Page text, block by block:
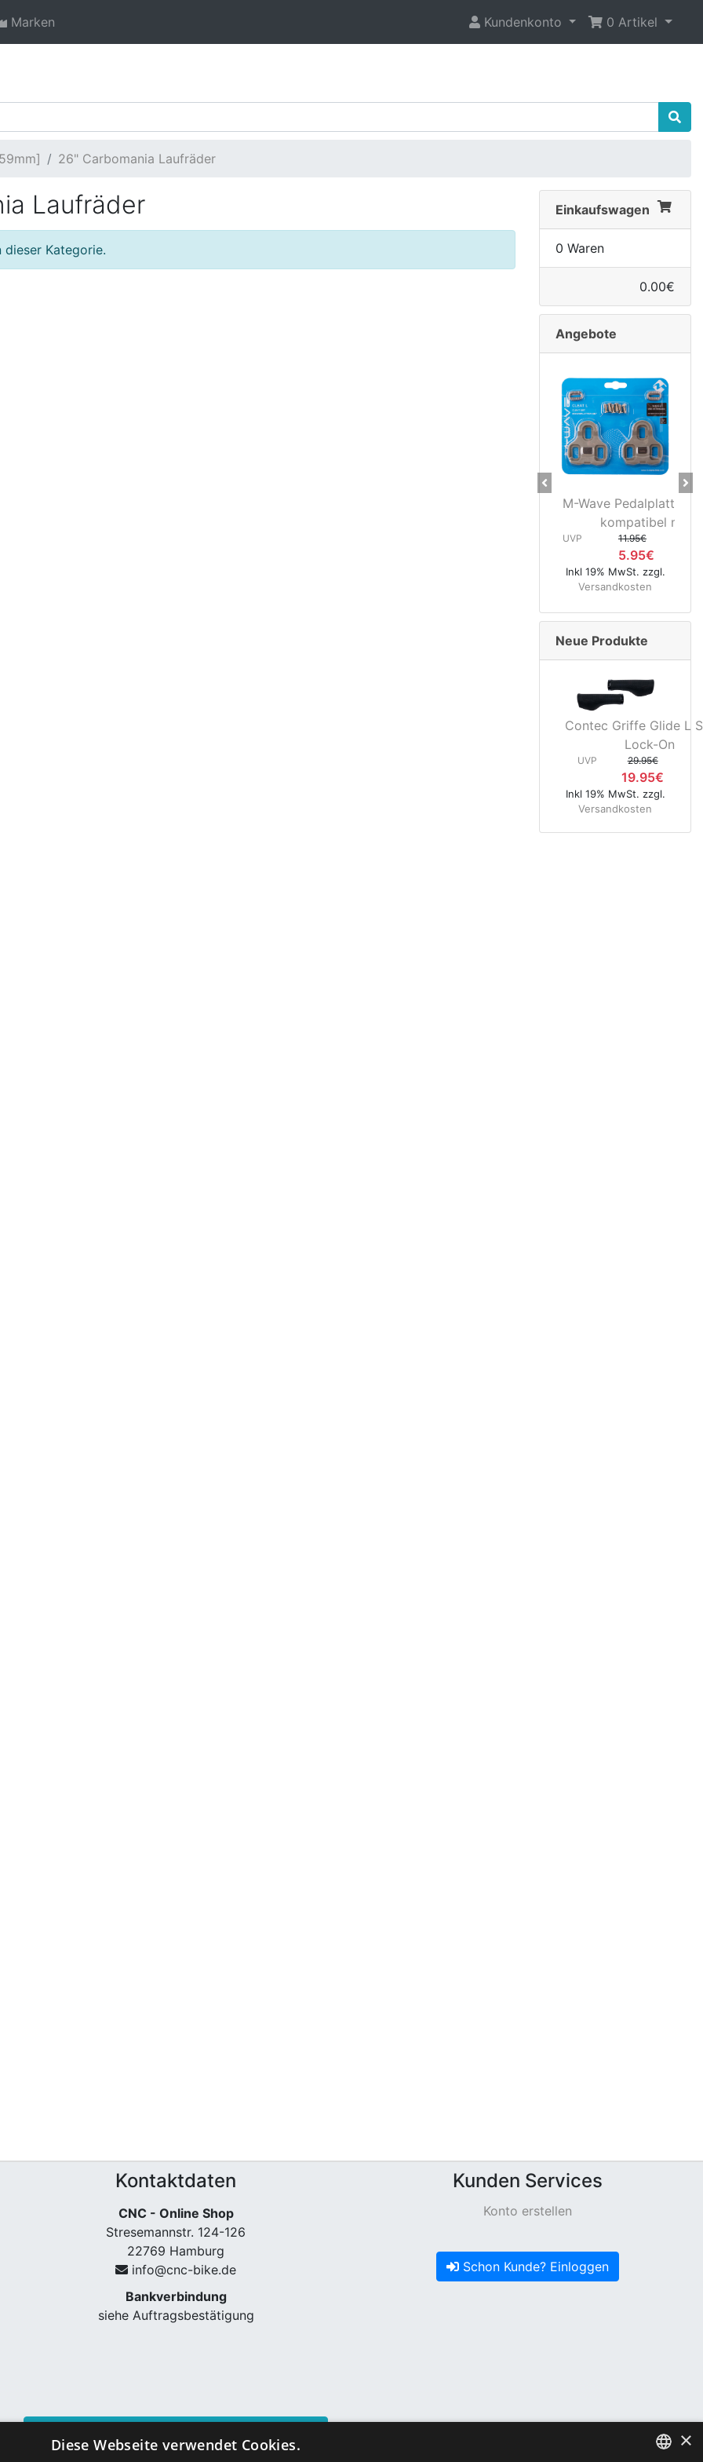
Marken Kundenkonto 0 Artikel
26" Carbomania Laufräder
Laufräder
Kategorie.
Einkaufswagen
0 Waren
0.00€
Angebote
M-Wave Pedalplatten
kompatibel mit...
UVP 11.95€
5.95€
Inkl 19% MwSt. zzgl.
Versandkosten
Previous
Neue Produkte
Contec Griffe Glide L
Lock-On
UVP 29.95€
19.95€
Inkl 19% MwSt. zzgl.
Versandkosten
Kontaktdaten
CNC - Online Shop
Stresemannstr. 124-126
22769 Hamburg
info@cnc-bike.de
Bankverbindung
siehe Auftragsbestätigung
Kunden Services
Konto erstellen
Schon Kunde? Einloggen
×
Diese Webseite verwendet Cookies.